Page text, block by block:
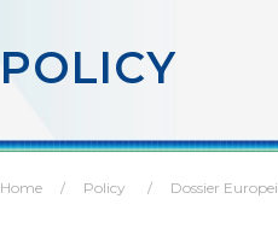
POLICY
Home Policy Dossier Europei